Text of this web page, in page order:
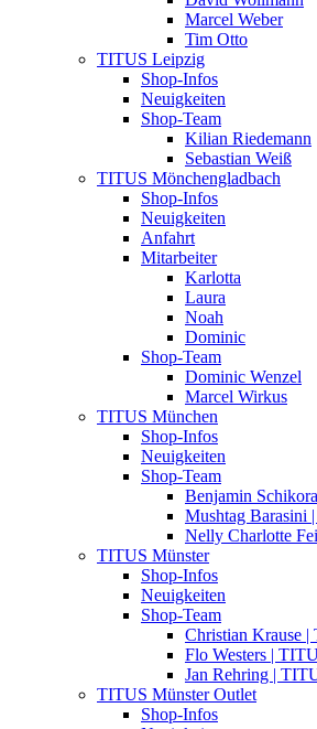
Marcel Weber
Tim Otto
TITUS Leipzig
Shop-Infos
Neuigkeiten
Shop-Team
Kilian Riedemann
Sebastian Weiß
TITUS Mönchengladbach
Shop-Infos
Neuigkeiten
Anfahrt
Mitarbeiter
Karlotta
Laura
Noah
Dominic
Shop-Team
Dominic Wenzel
Marcel Wirkus
TITUS München
Shop-Infos
Neuigkeiten
Shop-Team
Benjamin
Mushtag Barasini
Nelly Charlotte
TITUS Münster
Shop-Infos
Neuigkeiten
Shop-Team
Christian Krause
Flo Westers |
Jan Rehring |
TITUS Münster Outlet
Shop-Infos